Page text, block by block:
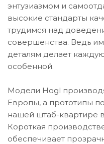
энтузиазмом и
высокие стандарты
трудимся над
совершенства. Ведь
деталям делает
особенной.
Модели Hogl
Европы, а прототипы
нашей штаб-квартире
Короткая
обеспечивает